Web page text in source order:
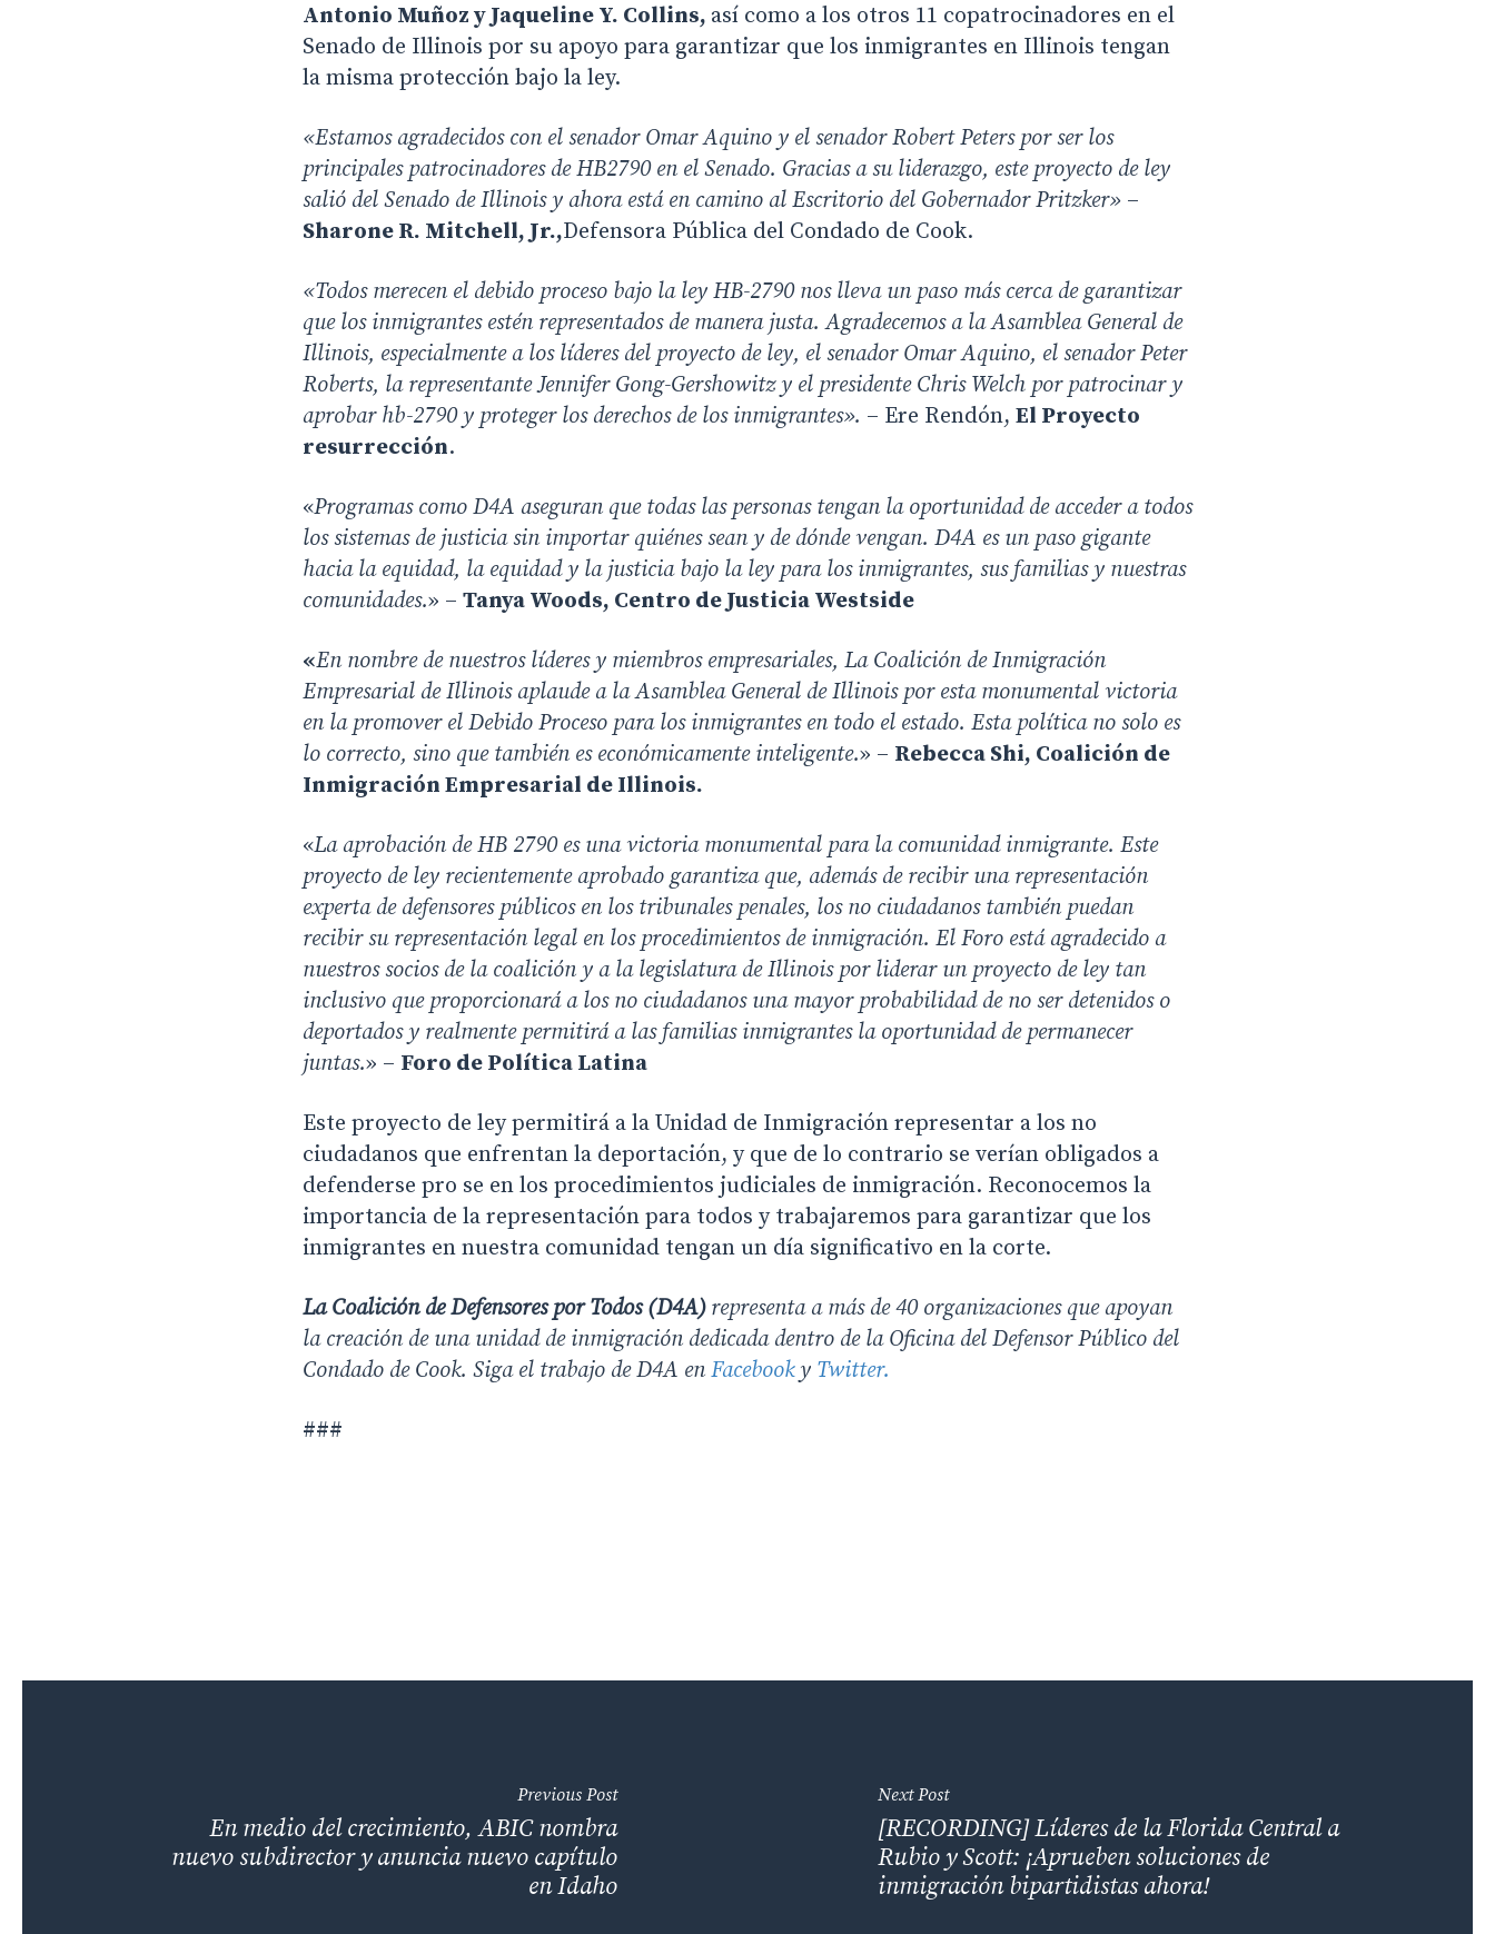
Antonio Muñoz y Jaqueline Y. Collins, así como a los otros 11 copatrocinadores en el
Senado de Illinois por su apoyo para garantizar que los inmigrantes en Illinois tengan
la misma protección bajo la ley.
«Estamos agradecidos con el senador Omar Aquino y el senador Robert Peters por ser los
principales patrocinadores de HB2790 en el Senado. Gracias a su liderazgo, este proyecto de ley
salió del Senado de Illinois y ahora está en camino al Escritorio del Gobernador Pritzker» –
Sharone R. Mitchell, Jr.,Defensora Pública del Condado de Cook.
«Todos merecen el debido proceso bajo la ley HB-2790 nos lleva un paso más cerca de garantizar
que los inmigrantes estén representados de manera justa. Agradecemos a la Asamblea General de
Illinois, especialmente a los líderes del proyecto de ley, el senador Omar Aquino, el senador Peter
Roberts, la representante Jennifer Gong-Gershowitz y el presidente Chris Welch por patrocinar y
aprobar hb-2790 y proteger los derechos de los inmigrantes». – Ere Rendón, El Proyecto
resurrección.
«Programas como D4A aseguran que todas las personas tengan la oportunidad de acceder a todos
los sistemas de justicia sin importar quiénes sean y de dónde vengan. D4A es un paso gigante
hacia la equidad, la equidad y la justicia bajo la ley para los inmigrantes, sus familias y nuestras
comunidades.» – Tanya Woods, Centro de Justicia Westside
«En nombre de nuestros líderes y miembros empresariales, La Coalición de Inmigración
Empresarial de Illinois aplaude a la Asamblea General de Illinois por esta monumental victoria
en la promover el Debido Proceso para los inmigrantes en todo el estado. Esta política no solo es
lo correcto, sino que también es económicamente inteligente.» – Rebecca Shi, Coalición de
Inmigración Empresarial de Illinois.
«La aprobación de HB 2790 es una victoria monumental para la comunidad inmigrante. Este
proyecto de ley recientemente aprobado garantiza que, además de recibir una representación
experta de defensores públicos en los tribunales penales, los no ciudadanos también puedan
recibir su representación legal en los procedimientos de inmigración. El Foro está agradecido a
nuestros socios de la coalición y a la legislatura de Illinois por liderar un proyecto de ley tan
inclusivo que proporcionará a los no ciudadanos una mayor probabilidad de no ser detenidos o
deportados y realmente permitirá a las familias inmigrantes la oportunidad de permanecer
juntas.» – Foro de Política Latina
Este proyecto de ley permitirá a la Unidad de Inmigración representar a los no
ciudadanos que enfrentan la deportación, y que de lo contrario se verían obligados a
defenderse pro se en los procedimientos judiciales de inmigración. Reconocemos la
importancia de la representación para todos y trabajaremos para garantizar que los
inmigrantes en nuestra comunidad tengan un día significativo en la corte.
La Coalición de Defensores por Todos (D4A) representa a más de 40 organizaciones que apoyan
la creación de una unidad de inmigración dedicada dentro de la Oficina del Defensor Público del
Condado de Cook. Siga el trabajo de D4A en Facebook y Twitter.
###
Previous Post
En medio del crecimiento, ABIC nombra
nuevo subdirector y anuncia nuevo capítulo
en Idaho
Next Post
[RECORDING] Líderes de la Florida Central a
Rubio y Scott: ¡Aprueben soluciones de
inmigración bipartidistas ahora!